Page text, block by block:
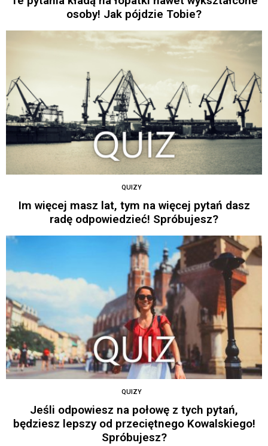
osoby! Jak pójdzie Tobie?
QUIZY
Im więcej masz lat, tym na więcej pytań dasz
radę odpowiedzieć! Spróbujesz?
QUIZY
Jeśli odpowiesz na połowę z tych pytań,
będziesz lepszy od przeciętnego Kowalskiego!
Spróbujesz?